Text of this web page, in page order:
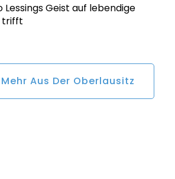
Lessings Geist auf lebendige
trifft
Aus Der Oberlausitz